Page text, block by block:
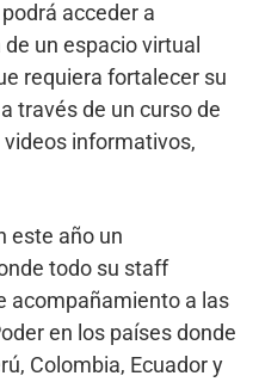
acceder a
un espacio virtual
requiera fortalecer su
través de un curso de
informativos,
este año un
todo su staff
acompañamiento a las
en los países donde
Colombia, Ecuador y